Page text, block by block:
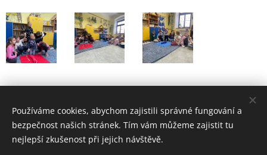
Předškoláci ve školních lavicích
Používáme cookies, abychom zajistili správné fungování a
bezpečnost našich stránek. Tím vám můžeme zajistit tu
nejlepší zkušenost při jejich návštěvě.